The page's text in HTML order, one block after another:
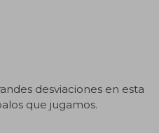
desviaciones en esta
que jugamos.